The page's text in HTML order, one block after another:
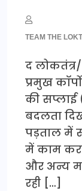
TEAM THE
द
प्रमुख
की सप्लाई
बदलता
पड़ताल में
में काम
और अन्य
रही […]